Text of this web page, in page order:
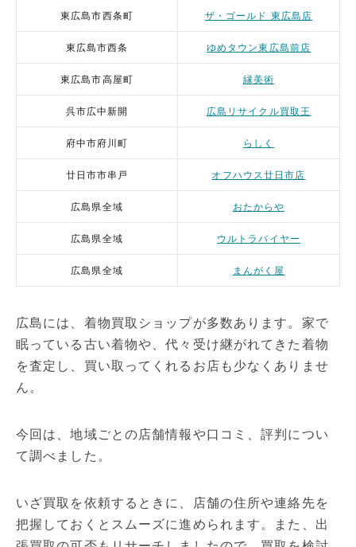
東広島市西条町 ザ・ゴールド 東広島店
東広島市西条 ゆめタウン東広島前店
東広島市高屋町 縁美術
呉市広中新開 広島リサイクル買取王
府中市府川町 らしく
廿日市市串戸 オフハウス廿日市店
広島県全域 おたからや
広島県全域 ウルトラバイヤー
広島県全域 まんがく屋
広島には、着物買取ショップが多数あります。家で
眠っている古い着物や、代々受け継がれてきた着物
を査定し、買い取ってくれるお店も少なくありませ
ん。
今回は、地域ごとの店舗情報や口コミ、評判につい
て調べました。
いざ買取を依頼するときに、店舗の住所や連絡先を
把握しておくとスムーズに進められます。また、出